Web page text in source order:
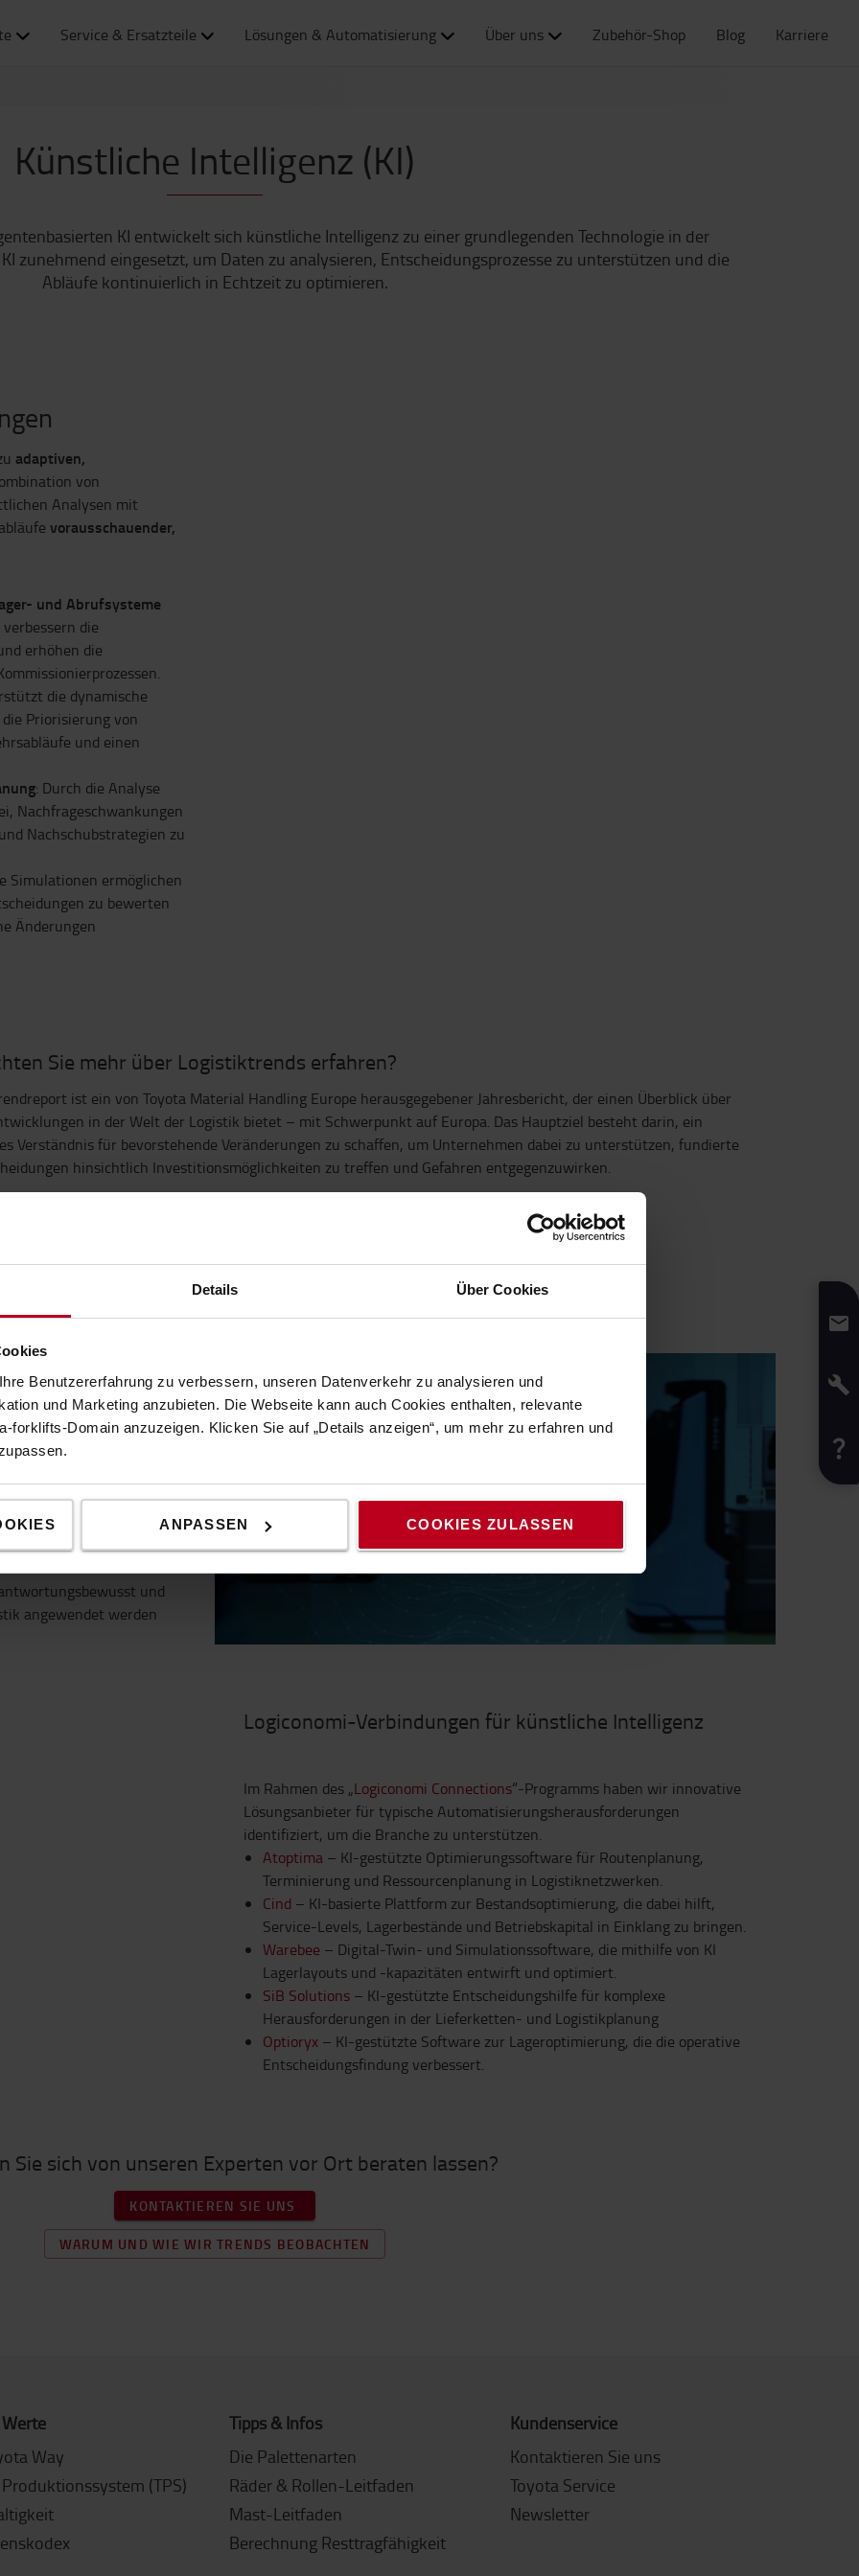
Details Über Cookies
Benutzererfahrung zu verbessern, unseren Datenverkehr zu analysieren und
und Marketing anzubieten. Die Webseite kann auch Cookies enthalten, relevante
forklifts-Domain anzuzeigen. Klicken Sie auf „Details anzeigen“, um mehr zu erfahren und
ANPASSEN COOKIES ZULASSEN
Service & Ersatzteile Lösungen & Automatisierung Über uns Zubehör-Shop Blog Karriere
Künstliche Intelligenz (KI)
KI entwickelt sich künstliche Intelligenz zu einer grundlegenden Technologie in der
zunehmend eingesetzt, um Daten zu analysieren, Entscheidungsprozesse zu unterstützen und die
Abläufe kontinuierlich in Echtzeit zu optimieren.
adaptiven,
von
Analysen mit
vorausschauender,
und Abrufsysteme
die
erhöhen die
die dynamische
Priorisierung von
und einen
: Durch die Analyse
Nachfrageschwankungen
Nachschubstrategien zu
Simulationen ermöglichen
zu bewerten
Änderungen
Sie mehr über Logistiktrends erfahren?
ist ein von Toyota Material Handling Europe herausgegebener Jahresbericht, der einen Überblick über
in der Welt der Logistik bietet – mit Schwerpunkt auf Europa. Das Hauptziel besteht darin, ein
Verständnis für bevorstehende Veränderungen zu schaffen, um Unternehmen dabei zu unterstützen, fundierte
hinsichtlich Investitionsmöglichkeiten zu treffen und Gefahren entgegenzuwirken.
von
die Entwicklungen,
bietet –
unterstützt und
.
innerhalb unseres
und
angewendet werden
Logiconomi-Verbindungen für künstliche Intelligenz
Im Rahmen des „Logiconomi Connections“-Programms haben wir innovative
Lösungsanbieter für typische Automatisierungsherausforderungen
identifiziert, um die Branche zu unterstützen.
Atoptima – KI-gestützte Optimierungssoftware für Routenplanung,
Terminierung und Ressourcenplanung in Logistiknetzwerken.
Cind – KI-basierte Plattform zur Bestandsoptimierung, die dabei hilft,
Service-Levels, Lagerbestände und Betriebskapital in Einklang zu bringen.
Warebee – Digital-Twin- und Simulationssoftware, die mithilfe von KI
Lagerlayouts und -kapazitäten entwirft und optimiert.
SiB Solutions – KI-gestützte Entscheidungshilfe für komplexe
Herausforderungen in der Lieferketten- und Logistikplanung
Optioryx – KI-gestützte Software zur Lageroptimierung, die die operative
Entscheidungsfindung verbessert.
Sie sich von unseren Experten vor Ort beraten lassen?
KONTAKTIEREN SIE UNS
WARUM UND WIE WIR TRENDS BEOBACHTEN
Way
(TPS)
Tipps & Infos
Die Palettenarten
Räder & Rollen-Leitfaden
Mast-Leitfaden
Berechnung Resttragfähigkeit
Kundenservice
Kontaktieren Sie uns
Toyota Service
Newsletter